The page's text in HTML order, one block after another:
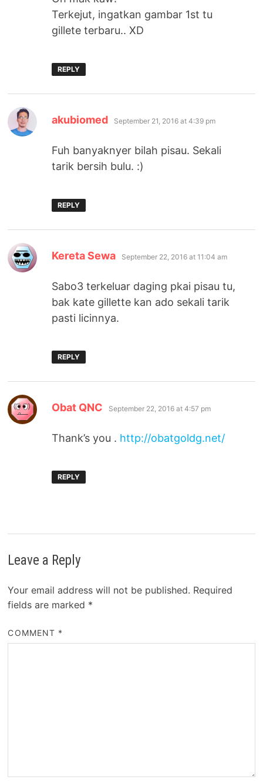
Terkejut, ingatkan gambar 1st tu
gillete terbaru.. XD
REPLY
akubiomed says:
September 21, 2016 at 4:39 pm
Fuh banyaknyer bilah pisau. Sekali
tarik bersih bulu. :)
REPLY
Kereta Sewa says:
September 22, 2016 at 11:04 am
Sabo3 terkeluar daging pkai pisau tu,
bak kate gillette kan ado sekali tarik
pasti licinnya.
REPLY
Obat QNC says:
September 22, 2016 at 4:57 pm
Thank’s you . http://obatgoldg.net/
REPLY
Leave a Reply
Your email address will not be published. Required
fields are marked *
COMMENT *